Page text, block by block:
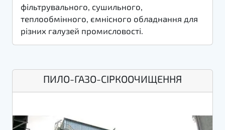
фільтрувального, сушильного,
теплообмінного, ємнісного обладнання для
різних галузей промисловості.
ПИЛО-ГАЗО-СІРКООЧИЩЕННЯ